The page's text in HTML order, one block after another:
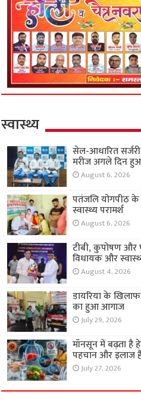
स्वास्थ्य
सेल-आधारित
मरीज अगले दिन हुआ
August 6, 2026
पतंजलि योगपीठ के
स्वास्थ्य परामर्श
August 6, 2026
टीबी, कुपोषण और
विधायक और
August 4, 2026
डायरिया के
का हुआ आगाज
July 29, 2026
मॉनसून में बढ़ता है
पहचान और इलाज
July 27, 2026